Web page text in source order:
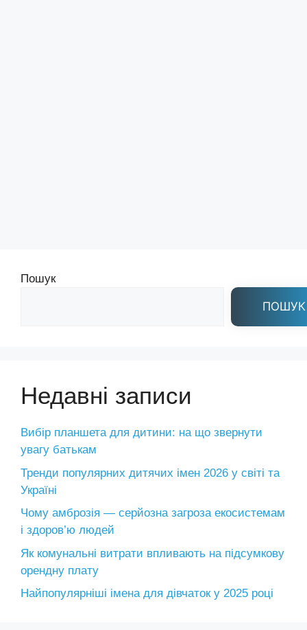
Пошук
ПОШУК
Недавні записи
Вибір планшета для дитини: на що звернути
увагу батькам
Тренди популярних дитячих імен 2026 у світі та
Україні
Чому амброзія — серйозна загроза екосистемам
і здоров’ю людей
Як комунальні витрати впливають на підсумкову
орендну плату
Найпопулярніші імена для дівчаток у 2025 році